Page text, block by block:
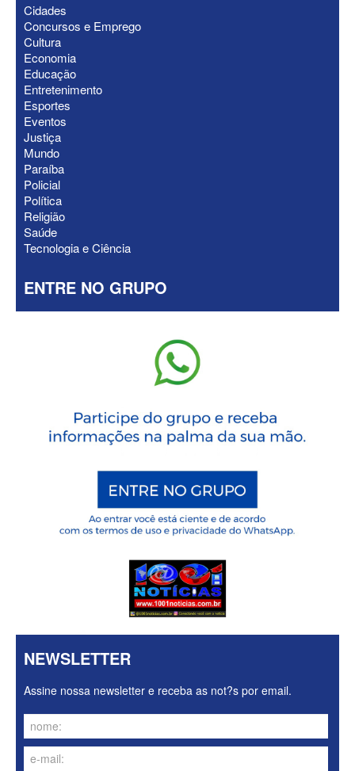
ELEIÇÕES 2026 - Após convenções,
confira candidatos ao Governo e ao
Senado da Paraíba
Cidades
Concursos e Emprego
Cultura
Economia
Educação
Entretenimento
Esportes
Eventos
Justiça
Mundo
Paraíba
Policial
Política
Religião
Saúde
Tecnologia e Ciência
ENTRE NO GRUPO
NEWSLETTER
Assine nossa newsletter e receba as not?s por email.